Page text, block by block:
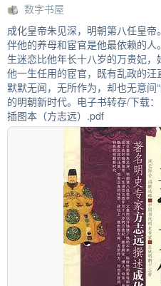
数字书屋
成化皇帝朱见深，明朝第八任皇
伴他的养母和宦官是他最依赖的
生迷恋比他年长十八岁的万贵妃，
他一生任用的宦官，既有乱政的
默默无闻，无所作为，却也无意间
的明朝新时代。电子书转存/下载
插图本（方志远）.pdf